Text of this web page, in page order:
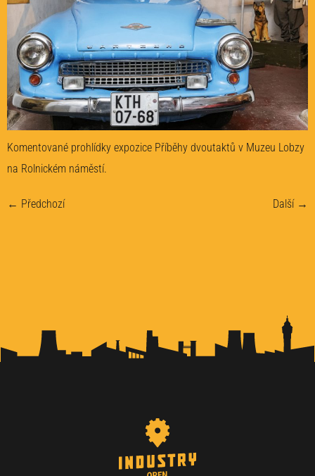
Komentované prohlídky expozice Příběhy dvoutaktů v Muzeu Lobzy
na Rolnickém náměstí.
← Předchozí Další →